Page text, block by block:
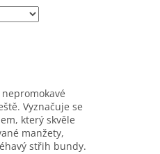
Vyznačuje se
který skvěle
manžety,
střih bundy.